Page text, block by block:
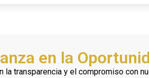
en la
la transparencia y el compromiso con